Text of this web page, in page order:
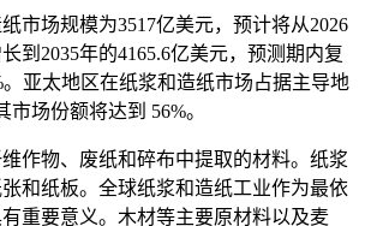
市场规模为3517亿美元，预计将从2026
到2035年的4165.6亿美元，预测期内复
亚太地区在纸浆和造纸市场占据主导地
市场份额将达到 56%。
作物、废纸和碎布中提取的材料。纸浆
和纸板。全球纸浆和造纸工业作为最依
重要意义。木材等主要原材料以及麦